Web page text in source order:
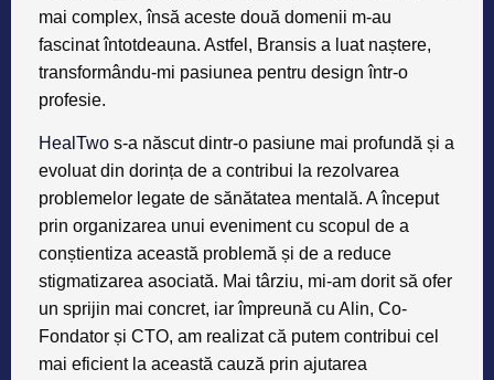
mai complex, însă aceste două domenii m-au
fascinat întotdeauna. Astfel, Bransis a luat naștere,
transformându-mi pasiunea pentru design într-o
profesie.
HealTwo s-a născut dintr-o pasiune mai profundă și a
evoluat din dorința de a contribui la rezolvarea
problemelor legate de sănătatea mentală. A început
prin organizarea unui eveniment cu scopul de a
conștientiza această problemă și de a reduce
stigmatizarea asociată. Mai târziu, mi-am dorit să ofer
un sprijin mai concret, iar împreună cu Alin, Co-
Fondator și CTO, am realizat că putem contribui cel
mai eficient la această cauză prin ajutarea